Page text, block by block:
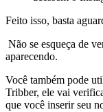
Feito isso, basta
Não se esqueça de
aparecendo.
Você também pode
Tribber, ele vai
que você inserir seu